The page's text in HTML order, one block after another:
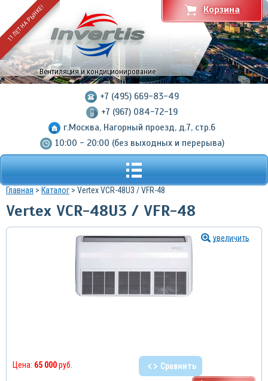
11 ЛЕТ НА РЫНКЕ!
Вентиляция и кондиционирование
+7 (495) 669-83-49
+7 (967) 084-72-19
г.Москва, Нагорный проезд, д.7, стр.6
10:00 - 20:00 (без выходных и перерыва)
Корзина
Главная > Каталог > Vertex VCR-48U3 / VFR-48
Vertex VCR-48U3 / VFR-48
увеличить
Цена: 65 000руб. Сравнить